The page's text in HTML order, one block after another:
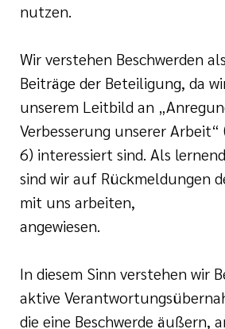
nutzen.
Wir verstehen Beschwerden
Beiträge der Beteiligung, da
unserem Leitbild an
Verbesserung unserer Arbeit“
6) interessiert sind. Als
sind wir auf Rückmeldungen
mit uns arbeiten,
angewiesen.
In diesem Sinn verstehen wir
aktive
die eine Beschwerde äußern,